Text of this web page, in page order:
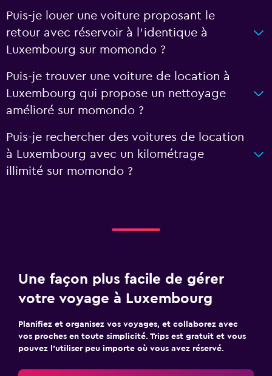
Puis-je louer une voiture proposant le
retour avec réservoir à l’identique à
Luxembourg sur momondo ?
Puis-je trouver une voiture de location à
Luxembourg qui propose un nettoyage
amélioré sur momondo ?
Puis-je rechercher des voitures de location
à Luxembourg avec un kilométrage
illimité sur momondo ?
Une façon plus facile de gérer
votre voyage à Luxembourg
Planifiez et organisez vos voyages, et collaborez avec
vos proches en toute simplicité. Trips est gratuit et vous
pouvez l’utiliser peu importe où vous avez réservé.